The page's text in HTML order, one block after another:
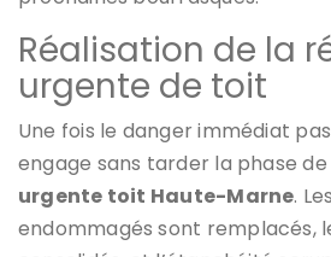
Réalisation de la
urgente de toit
Une fois le danger immédiat
engage sans tarder la phase de
urgente toit Haute-Marne.
endommagés sont remplacés,